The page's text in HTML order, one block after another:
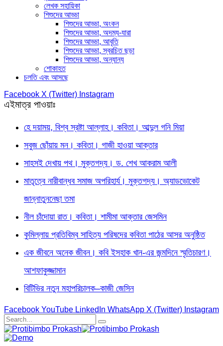
লেখক সহায়িকা
শিশুদের আড্ডা
শিশুদের আড্ডা, অংকন
শিশুদের আড্ডা, অদম্য-যারা
শিশুদের আড্ডা, আবৃতি
শিশুদের আড্ডা, স্বরচিত ছড়া
শিশুদের আড্ডা, অন্যান্য
শোকাহত
চলতি এবং আসছে
Facebook X (Twitter) Instagram
এইমাত্র পাওয়াঃ
হে দয়াময়, বিশ্ব স্রষ্টা আল্লাহ। কবিতা। আব্দুল গনি মিয়া
সবুজ ছোঁয়ায় মন। কবিতা। গাজী হাওয়া আক্তার
সাহসই দেখায় পথ। মুক্তগদ্য। ড. শেখ আকরাম আলী
মাতৃত্বে নারীবান্ধব সমাজ অপরিহার্য। মুক্তগদ্য। অ্যাডভোকেট
জান্নাতুননেছা তমা
নীল চাঁদোয়া রাত। কবিতা। শামীমা আক্তার জেসমিন
কুমিল্লায় প্রতিবিম্ব সাহিত্য পরিষদের কবিতা পাঠের আসর অনুষ্ঠিত
এক জীবনে অনেক জীবন। কবি ইসহাক খান-এর জন্মদিনে স্মৃতিচারণ।
আশফাকুজ্জামান
বিটিভির নতুন মহাপরিচালক–কাজী জেসিন
Facebook YouTube LinkedIn WhatsApp X (Twitter) Instagram